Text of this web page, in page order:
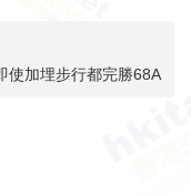
使加埋步行都完勝68A